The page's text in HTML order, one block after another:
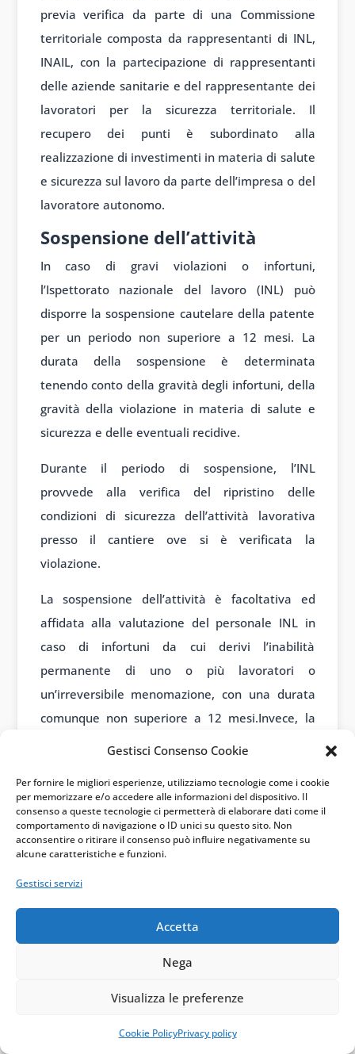
Gestisci Consenso Cookie
Per fornire le migliori esperienze, utilizziamo tecnologie come i cookie
per memorizzare e/o accedere alle informazioni del dispositivo. Il
consenso a queste tecnologie ci permetterà di elaborare dati come il
comportamento di navigazione o ID unici su questo sito. Non
acconsentire o ritirare il consenso può influire negativamente su
alcune caratteristiche e funzioni.
Gestisci servizi
Accetta
Nega
Visualizza le preferenze
Cookie PolicyPrivacy policy
previa verifica da parte di una Commissione
territoriale composta da rappresentanti di INL,
INAIL, con la partecipazione di rappresentanti
delle aziende sanitarie e del rappresentante dei
lavoratori per la sicurezza territoriale. Il
recupero dei punti è subordinato alla
realizzazione di investimenti in materia di salute
e sicurezza sul lavoro da parte dell’impresa o del
lavoratore autonomo.
Sospensione dell’attività
In caso di gravi violazioni o infortuni,
l’Ispettorato nazionale del lavoro (INL) può
disporre la sospensione cautelare della patente
per un periodo non superiore a 12 mesi. La
durata della sospensione è determinata
tenendo conto della gravità degli infortuni, della
gravità della violazione in materia di salute e
sicurezza e delle eventuali recidive.
Durante il periodo di sospensione, l’INL
provvede alla verifica del ripristino delle
condizioni di sicurezza dell’attività lavorativa
presso il cantiere ove si è verificata la
violazione.
La sospensione dell’attività è facoltativa ed
affidata alla valutazione del personale INL in
caso di infortuni da cui derivi l’inabilità
permanente di uno o più lavoratori o
un’irreversibile menomazione, con una durata
comunque non superiore a 12 mesi.Invece, la
sospensione della patente a crediti è
morte di uno o più lavoratori imputabile al
datore di lavoro, o ad altri suoi stretti
collaboratori specificamente indicati, almeno a
titolo di colpa grave. In questo caso, la durata
della sospensione è sempre di 12 mesi.
Durante il periodo di sospensione, l’impresa o il
lavoratore autonomo non possono operare nei
cantieri edili e devono provvedere a ripristinare
le condizioni di sicurezza, adottando tutte le
ulteriori infortuni o malattie professionali.